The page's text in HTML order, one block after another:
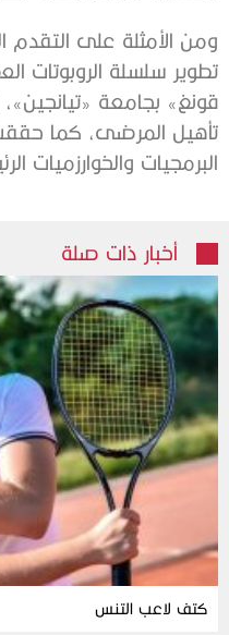
ومن الأمثلة على
تطوير سلسلة الروبوتات
قونغ» بجامعة
تأهيل المرضى، كما
البرمجيات والخوارزميات
أخبار ذات صلة
كتف لاعب التنس